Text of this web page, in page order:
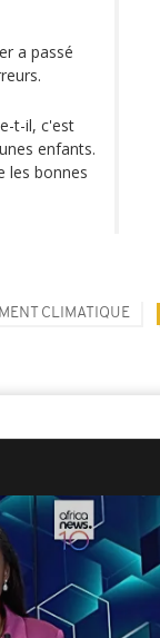
a passé
t-il, c'est
enfants.
les bonnes
CLIMATIQUE